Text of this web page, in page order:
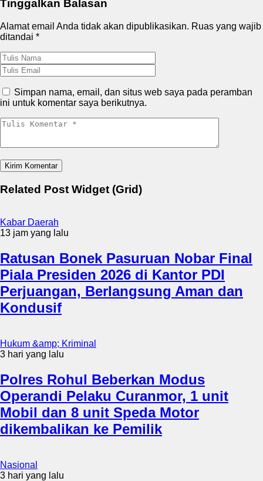
Tinggalkan Balasan
Alamat email Anda tidak akan dipublikasikan. Ruas yang wajib
ditandai *
Simpan nama, email, dan situs web saya pada peramban
ini untuk komentar saya berikutnya.
Related Post Widget (Grid)
Kabar Daerah
13 jam yang lalu
Ratusan Bonek Pasuruan Nobar Final
Piala Presiden 2026 di Kantor PDI
Perjuangan, Berlangsung Aman dan
Kondusif
Hukum &amp; Kriminal
3 hari yang lalu
Polres Rohul Beberkan Modus
Operandi Pelaku Curanmor, 1 unit
Mobil dan 8 unit Speda Motor
dikembalikan ke Pemilik
Nasional
3 hari yang lalu